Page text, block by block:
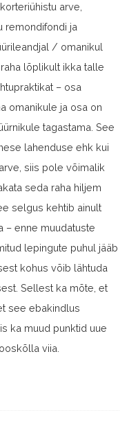
arve,
remondifondi ja
/ omanikul
lõplikult ikka talle
– osa
omanikule ja osa on
tagastama. See
lahenduse ehk kui
siis pole võimalik
seda raha hiljem
selgus kehtib ainult
– enne muudatuste
lepingute puhul jääb
kohus võib lähtuda
Sellest ka mõte, et
see ebakindlus
ka muud punktid uue
viia.